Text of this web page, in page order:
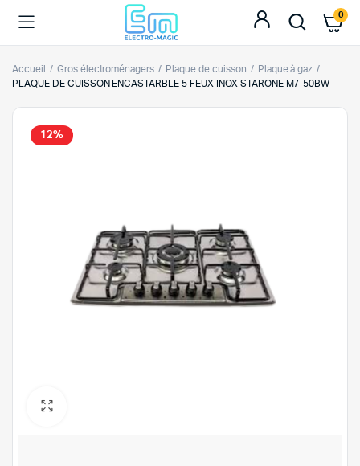
0
Accueil Gros électroménagers Plaque de cuisson
Plaque à gaz
PLAQUE DE CUISSON ENCASTARBLE 5 FEUX INOX STARONE M7-50BW
12%